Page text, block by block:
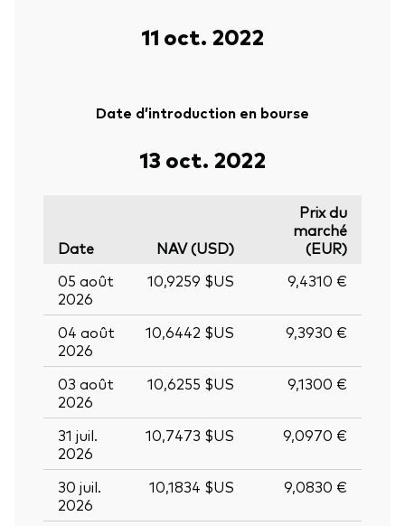
11 oct. 2022
Date d’introduction en bourse
13 oct. 2022
Date NAV (USD)
Prix du
marché
(EUR)
05 août
2026
10,9259 $US 9,4310 €
04 août
2026
10,6442 $US 9,3930 €
03 août
2026
10,6255 $US 9,1300 €
31 juil.
2026
10,7473 $US 9,0970 €
30 juil.
2026
10,1834 $US 9,0830 €